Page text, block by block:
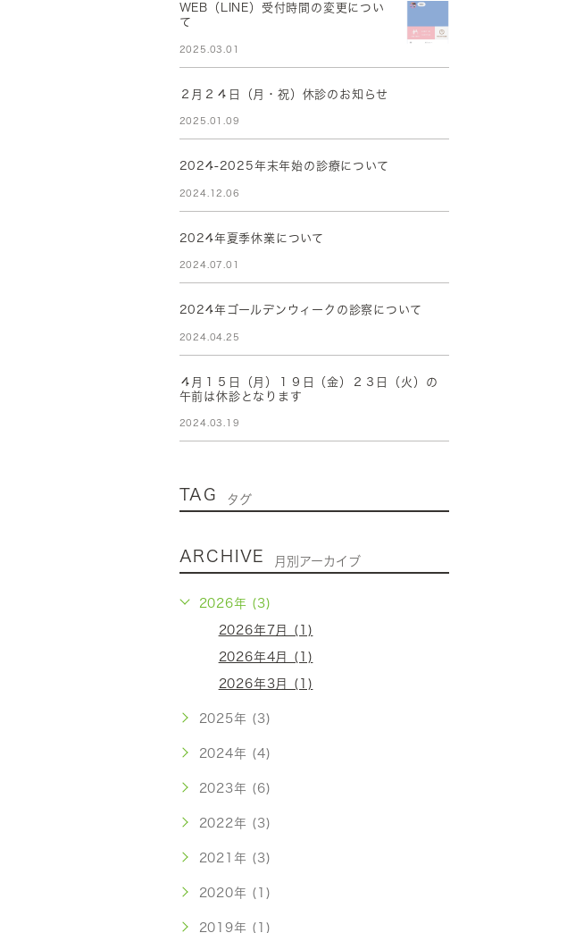
WEB（LINE）受付時間の変更につい
て
2025.03.01
２月２４日（月・祝）休診のお知らせ
2025.01.09
2024-2025年末年始の診療について
2024.12.06
2024年夏季休業について
2024.07.01
2024年ゴールデンウィークの診察について
2024.04.25
４月１５日（月）１９日（金）２３日（火）の
午前は休診となります
2024.03.19
TAG タグ
ARCHIVE 月別アーカイブ
2026年 (3)
2026年7月 (1)
2026年4月 (1)
2026年3月 (1)
2025年 (3)
2024年 (4)
2023年 (6)
2022年 (3)
2021年 (3)
2020年 (1)
2019年 (1)